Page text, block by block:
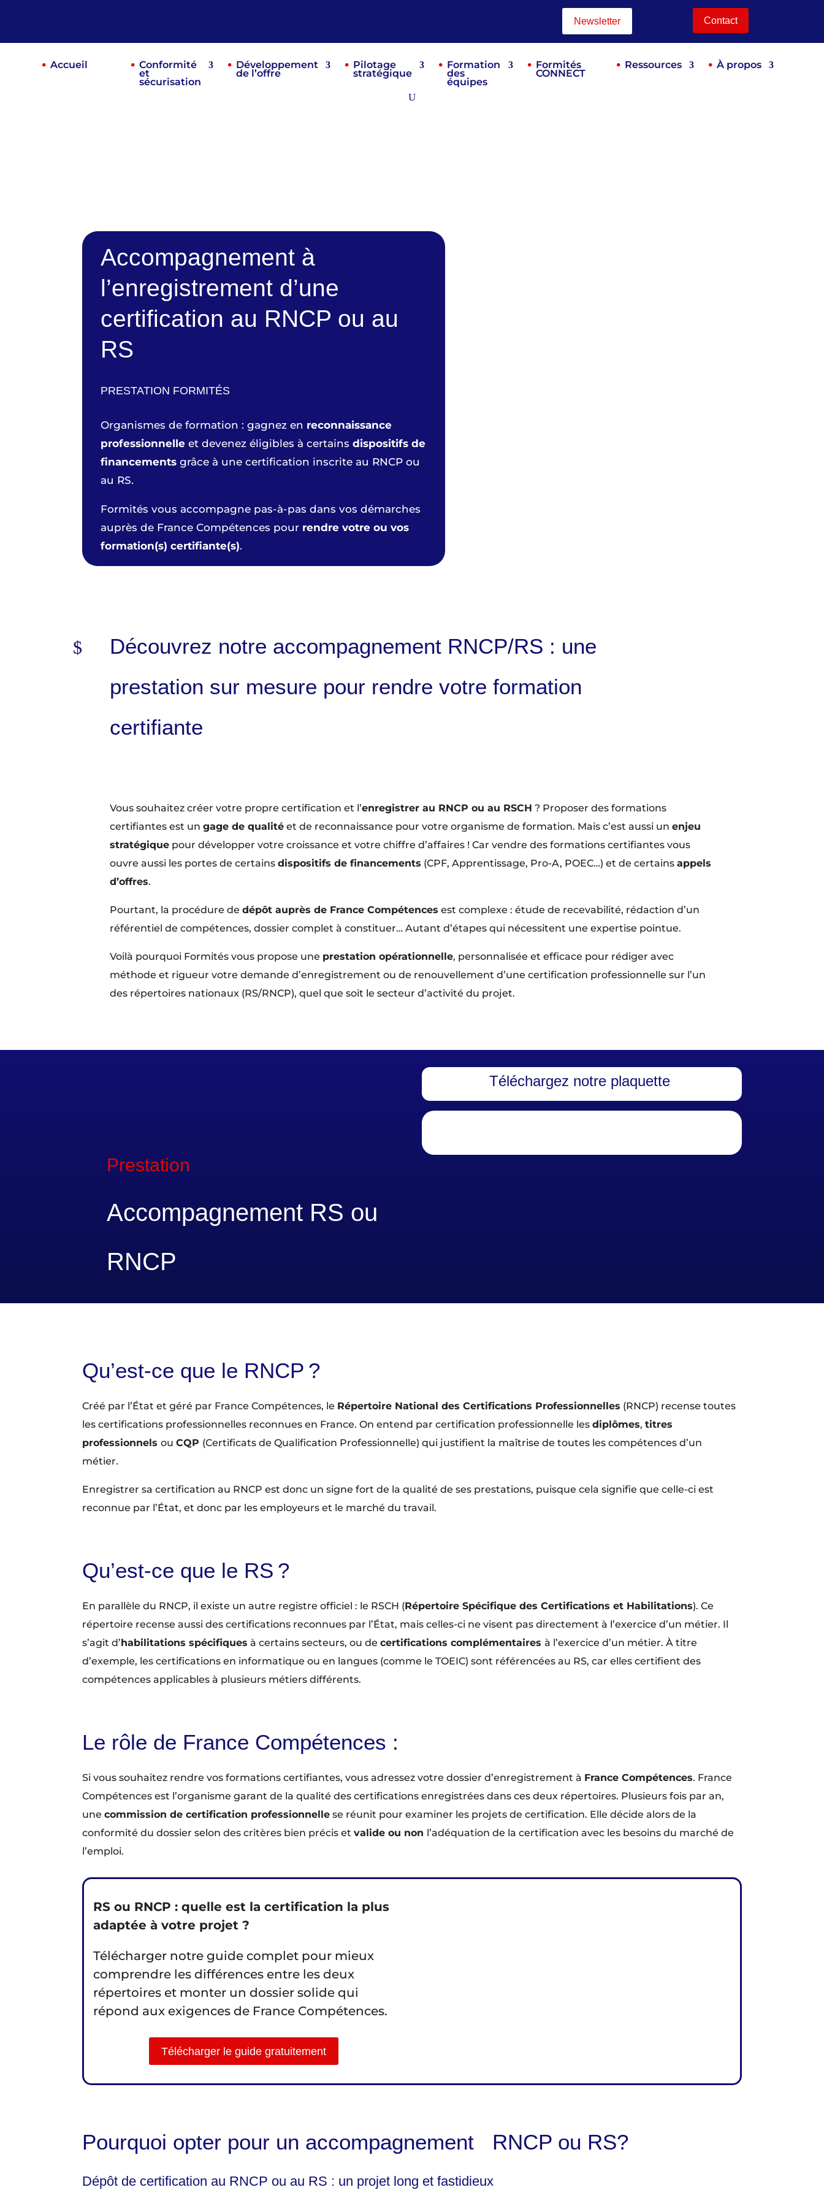
Newsletter Contact
Accueil Conformité
et
sécurisation
Développement
de l’offre
Pilotage
stratégique
Formation
des
équipes
Formités
CONNECT
Ressources À propos
Accompagnement à
l’enregistrement d’une
certification au RNCP ou au
RS
PRESTATION FORMITÉS
Organismes de formation : gagnez en reconnaissance
professionnelleet devenez éligibles à certains dispositifs de
financementsgrâce à une certification inscrite au RNCP ou
au RS.
Formités vous accompagne pas-à-pas dans vos démarches
auprès de France Compétences pour rendre votre ou vos
formation(s) certifiante(s).
Découvrez notre accompagnement RNCP/RS : une
prestation sur mesure pour rendre votre formation
certifiante
Vous souhaitez créer votre propre certification et l’enregistrer au RNCP ou au RSCH ? Proposer des formations
certifiantes est ungage de qualité et de reconnaissance pour votre organisme de formation. Mais c’est aussi unenjeu
stratégique pour développer votre croissance et votre chiffre d’affaires ! Car vendre des formations certifiantes vous
ouvre aussi les portes de certainsdispositifs de financements (CPF, Apprentissage, Pro-A, POEC…) et de certainsappels
d’offres.
Pourtant, la procédure dedépôt auprès de France Compétences est complexe : étude de recevabilité, rédaction d’un
référentiel de compétences, dossier complet à constituer… Autant d’étapes qui nécessitent une expertise pointue.
Voilà pourquoi Formités vous propose une prestation opérationnelle, personnalisée et efficace pour rédiger avec
méthode et rigueur votre demande d’enregistrement ou de renouvellement d’une certification professionnelle sur l’un
des répertoires nationaux (RS/RNCP), quel que soit le secteur d’activité du projet.
Prestation
Accompagnement RS ou
RNCP
Téléchargez notre plaquette
Qu’est‑ce que le RNCP ?
Créé par l’État et géré par France Compétences, le Répertoire National des Certifications Professionnelles (RNCP) recense toutes
les certifications professionnelles reconnues en France. On entend par certification professionnelle lesdiplômes,titres
professionnelsouCQP (Certificats de Qualification Professionnelle) qui justifient la maîtrise de toutes les compétences d’un
métier.
Enregistrer sa certification au RNCP est donc un signe fort de la qualité de ses prestations, puisque cela signifie que celle-ci est
reconnue par l’État, et donc par les employeurs et le marché du travail.
Qu’est‑ce que le RS ?
En parallèle du RNCP, il existe un autre registre officiel : le RSCH (Répertoire Spécifique des Certifications et Habilitations). Ce
répertoire recense aussi des certifications reconnues par l’État, mais celles-ci ne visent pas directement à l’exercice d’un métier. Il
s’agit d’habilitations spécifiques à certains secteurs, ou decertifications complémentairesà l’exercice d’un métier. À titre
d’exemple, les certifications en informatique ou en langues (comme le TOEIC) sont référencées au RS, car elles certifient des
compétences applicables à plusieurs métiers différents.
Le rôle de France Compétences :
Si vous souhaitez rendre vos formations certifiantes, vous adressez votre dossier d’enregistrement à France Compétences. France
Compétences est l’organisme garant de la qualité des certifications enregistrées dans ces deux répertoires. Plusieurs fois par an,
unecommission de certification professionnelle se réunit pour examiner les projets de certification. Elle décide alors de la
conformité du dossier selon des critères bien précis etvalide ou non l’adéquation de la certification avec les besoins du marché de
l’emploi.
RS ou RNCP : quelle est la certification la plus
adaptée à votre projet ?
Télécharger notre guide complet pour mieux
comprendre les différences entre les deux
répertoires et monter un dossier solide qui
répond aux exigences de France Compétences.
Télécharger le guide gratuitement
Pourquoi opter pour un accompagnement RNCP ou RS?
Dépôt de certification au RNCP ou au RS : un projet long et fastidieux